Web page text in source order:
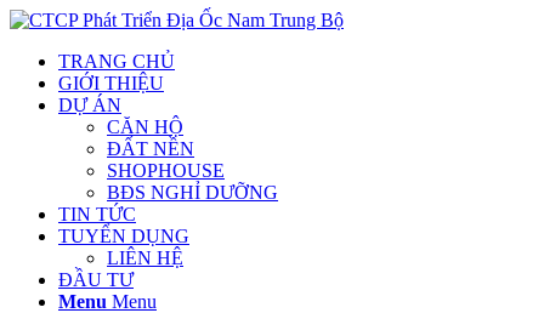
TRANG CHỦ
GIỚI THIỆU
DỰ ÁN
CĂN HỘ
ĐẤT NỀN
SHOPHOUSE
BĐS NGHỈ DƯỠNG
TIN TỨC
TUYỂN DỤNG
LIÊN HỆ
ĐẦU TƯ
Menu Menu